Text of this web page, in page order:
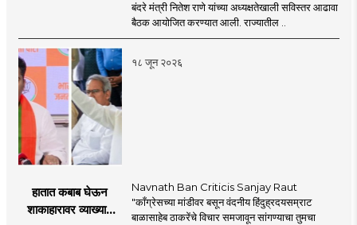
प्रस्ताव
बंदरे मंत्री नितेश राणे यांच्या अध्यक्षतेखाली सविस्तर आढावा
बैठक आयोजित करण्यात आली. राज्यातील ..
१८ जून २०२६
हातात कबाब घेऊन
शाकाहारावर व्याख्यान
Navnath Ban Criticis Sanjay Raut
"काँग्रेसच्या मांडीवर बसून वंदनीय हिंदुह्रदयसम्राट
बाळासाहेब ठाकरेंचे विचार समजावून सांगण्याचा तुमचा